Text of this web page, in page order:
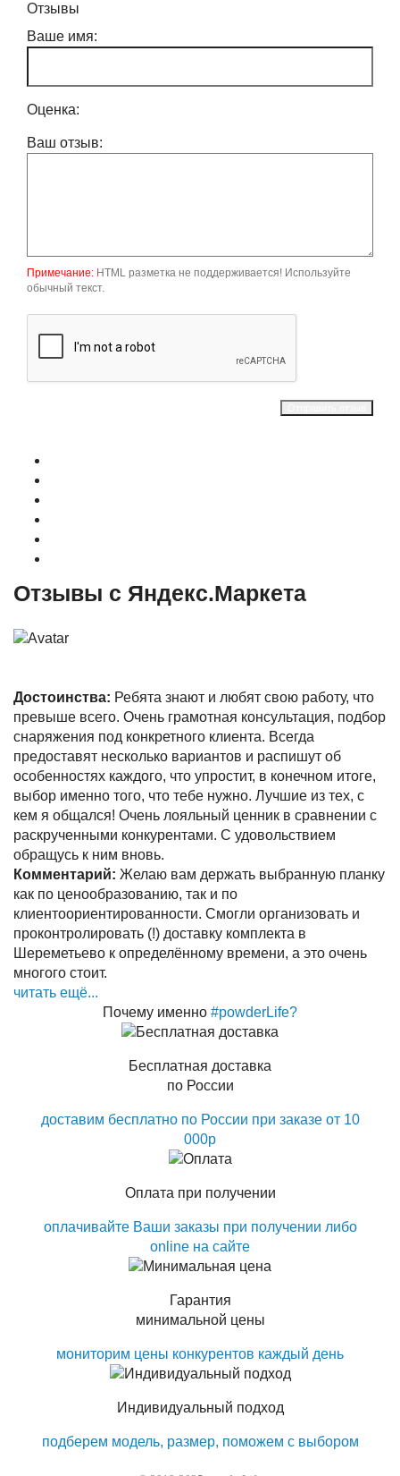
Отзывы
Ваше имя:
Оценка:
Ваш отзыв:
Примечание: HTML разметка не поддерживается! Используйте
обычный текст.
Отзывы с Яндекс.Маркета
Достоинства: Ребята знают и любят свою работу, что
превыше всего. Очень грамотная консультация, подбор
снаряжения под конкретного клиента. Всегда
предоставят несколько вариантов и распишут об
особенностях каждого, что упростит, в конечном итоге,
выбор именно того, что тебе нужно. Лучшие из тех, с
кем я общался! Очень лояльный ценник в сравнении с
раскрученными конкурентами. С удовольствием
обращусь к ним вновь.
Комментарий: Желаю вам держать выбранную планку
как по ценообразованию, так и по
клиентоориентированности. Смогли организовать и
проконтролировать (!) доставку комплекта в
Шереметьево к определённому времени, а это очень
многого стоит.
читать ещё...
Почему именно #powderLife?
Бесплатная доставка
по России
доставим бесплатно по России при заказе от 10
000р
Оплата при получении
оплачивайте Ваши заказы при получении либо
online на сайте
Гарантия
минимальной цены
мониторим цены конкурентов каждый день
Индивидуальный подход
подберем модель, размер, поможем с выбором